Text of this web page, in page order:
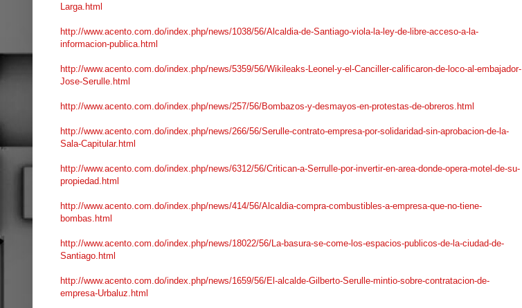
Larga.html
http://www.acento.com.do/index.php/news/1038/56/Alcaldia-de-Santiago-viola-la-ley-de-libre-acceso-a-la-
informacion-publica.html
http://www.acento.com.do/index.php/news/5359/56/Wikileaks-Leonel-y-el-Canciller-calificaron-de-loco-al-embajador-
Jose-Serulle.html
http://www.acento.com.do/index.php/news/257/56/Bombazos-y-desmayos-en-protestas-de-obreros.html
http://www.acento.com.do/index.php/news/266/56/Serulle-contrato-empresa-por-solidaridad-sin-aprobacion-de-la-
Sala-Capitular.html
http://www.acento.com.do/index.php/news/6312/56/Critican-a-Serrulle-por-invertir-en-area-donde-opera-motel-de-su-
propiedad.html
http://www.acento.com.do/index.php/news/414/56/Alcaldia-compra-combustibles-a-empresa-que-no-tiene-
bombas.html
http://www.acento.com.do/index.php/news/18022/56/La-basura-se-come-los-espacios-publicos-de-la-ciudad-de-
Santiago.html
http://www.acento.com.do/index.php/news/1659/56/El-alcalde-Gilberto-Serulle-mintio-sobre-contratacion-de-
empresa-Urbaluz.html